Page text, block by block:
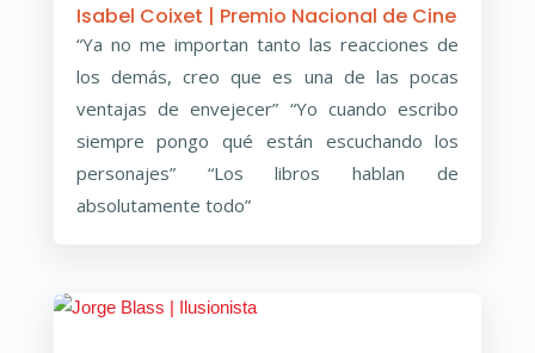
Isabel Coixet | Premio Nacional de Cine
“Ya no me importan tanto las reacciones de
los demás, creo que es una de las pocas
ventajas de envejecer” “Yo cuando escribo
siempre pongo qué están escuchando los
personajes” “Los libros hablan de
absolutamente todo”